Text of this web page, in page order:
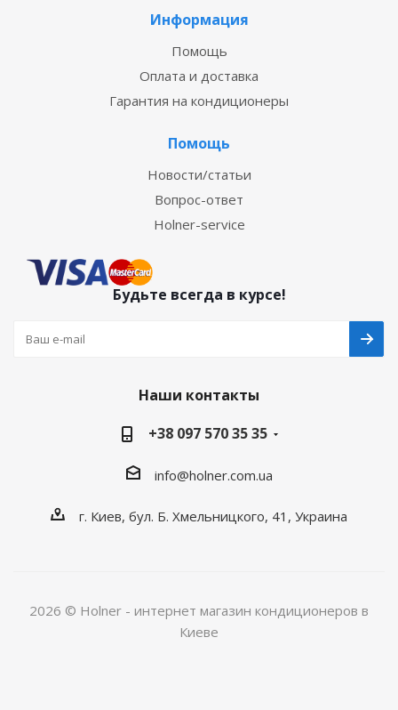
Информация
Помощь
Оплата и доставка
Гарантия на кондиционеры
Помощь
Новости/статьи
Вопрос-ответ
Holner-service
Будьте всегда в курсе!
Наши контакты
+38 097 570 35 35
info@holner.com.ua
г. Киев, бул. Б. Хмельницкого, 41, Украина
2026 © Holner - интернет магазин кондиционеров в
Киеве